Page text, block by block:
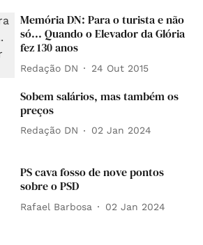
Memória DN: Para o turista e não
só... Quando o Elevador da Glória
fez 130 anos
Redação DN 24 Out 2015
Sobem salários, mas também os
preços
Redação DN 02 Jan 2024
PS cava fosso de nove pontos
sobre o PSD
Rafael Barbosa 02 Jan 2024